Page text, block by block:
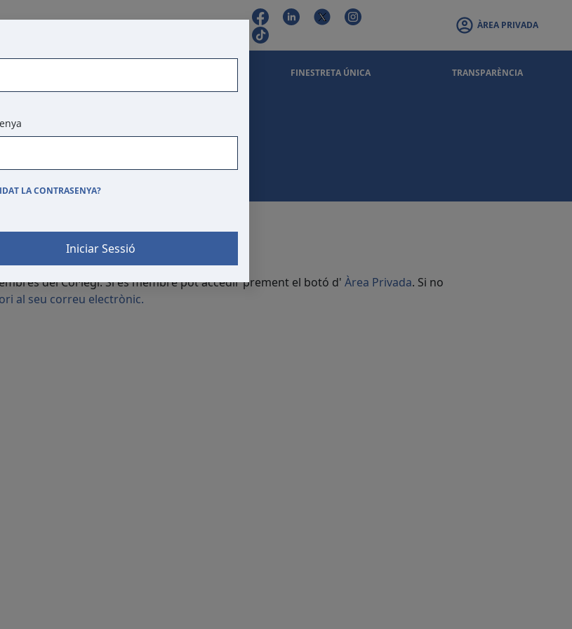
ÀREA PRIVADA
FINESTRETA ÚNICA TRANSPARÈNCIA
del Col·legi. Si és membre pot accedir prement el botó d' Àrea Privada. Si no
al seu correu electrònic.
LA CONTRASENYA?